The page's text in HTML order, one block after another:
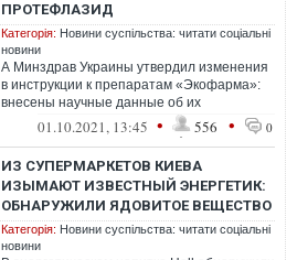
ПРОТЕФЛАЗИД
Категорія: Новини суспільства: читати соціальні
новини
А Минздрав Украины утвердил изменения
в инструкции к препаратам «Экофарма»:
внесены научные данные об их
специфическом действии на SARS-CoV-2
01.10.2021, 13:45 • 556 • 0
ИЗ СУПЕРМАРКЕТОВ КИЕВА
ИЗЫМАЮТ ИЗВЕСТНЫЙ ЭНЕРГЕТИК:
ОБНАРУЖИЛИ ЯДОВИТОЕ ВЕЩЕСТВО
Категорія: Новини суспільства: читати соціальні
новини